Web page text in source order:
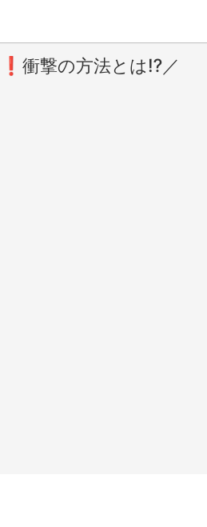
衝撃の方法とは⁉️／